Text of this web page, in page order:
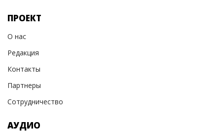
ПРОЕКТ
О нас
Редакция
Контакты
Партнеры
Сотрудничество
АУДИО